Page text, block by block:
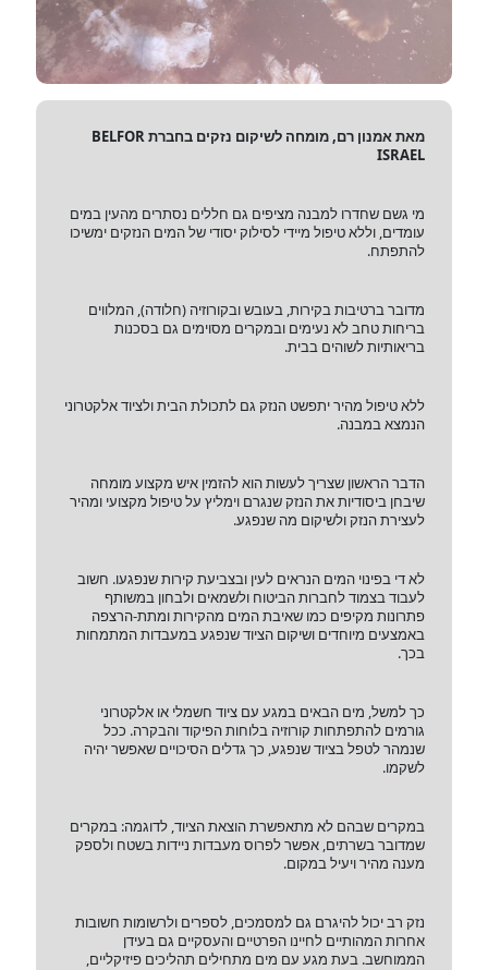
מאת אמנון רם, מומחה לשיקום נזקים בחברת BELFOR
ISRAEL
מי גשם שחדרו למבנה מציפים גם חללים נסתרים מהעין במים
עומדים, וללא טיפול מיידי לסילוק יסודי של המים הנזקים ימשיכו
להתפתח.
מדובר ברטיבות בקירות, בעובש ובקורוזיה (חלודה), המלווים
בריחות טחב לא נעימים ובמקרים מסוימים גם בסכנות
בריאותיות לשוהים בבית.
ללא טיפול מהיר יתפשט הנזק גם לתכולת הבית ולציוד אלקטרוני
הנמצא במבנה.
הדבר הראשון שצריך לעשות הוא להזמין איש מקצוע מומחה
שיבחן ביסודיות את הנזק שנגרם וימליץ על טיפול מקצועי ומהיר
לעצירת הנזק ולשיקום מה שנפגע.
לא די בפינוי המים הנראים לעין ובצביעת קירות שנפגעו. חשוב
לעבוד בצמוד לחברות הביטוח ולשמאים ולבחון במשותף
פתרונות מקיפים כמו שאיבת המים מהקירות ומתת-הרצפה
באמצעים מיוחדים ושיקום הציוד שנפגע במעבדות המתמחות
בכך.
כך למשל, מים הבאים במגע עם ציוד חשמלי או אלקטרוני
גורמים להתפתחות קורוזיה בלוחות הפיקוד והבקרה. ככל
שנמהר לטפל בציוד שנפגע, כך גדלים הסיכויים שאפשר יהיה
לשקמו.
במקרים שבהם לא מתאפשרת הוצאת הציוד, לדוגמה: במקרים
שמדובר בשרתים, אפשר לפרוס מעבדות ניידות בשטח ולספק
מענה מהיר ויעיל במקום.
נזק רב יכול להיגרם גם למסמכים, לספרים ולרשומות חשובות
אחרות המהותיים לחיינו הפרטיים והעסקיים גם בעידן
הממוחשב. בעת מגע עם מים מתחילים תהליכים פיזיקליים,